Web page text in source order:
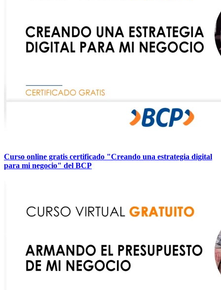
Curso online gratis certificado "Creando una estrategia digital
para mi negocio" del BCP